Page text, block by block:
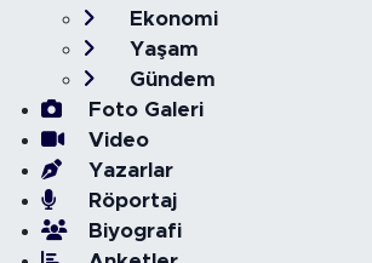
Ekonomi
Yaşam
Gündem
Foto Galeri
Video
Yazarlar
Röportaj
Biyografi